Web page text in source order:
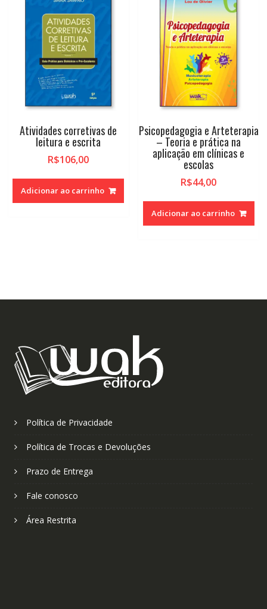
Atividades corretivas de
leitura e escrita
R$106,00
Adicionar ao carrinho
Psicopedagogia e Arteterapia
– Teoria e prática na
aplicação em clínicas e
escolas
R$44,00
Adicionar ao carrinho
Política de Privacidade
Política de Trocas e Devoluções
Prazo de Entrega
Fale conosco
Área Restrita